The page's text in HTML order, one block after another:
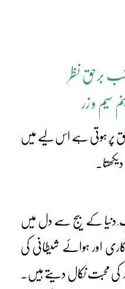
شب برحق نظر
سیم و زر
پر ہوتی ہے اس لیے میں
دنیا کے بیج سے دل میں
اور ہوائے شیطانی کی
محبت نکال دیتے ہیں۔